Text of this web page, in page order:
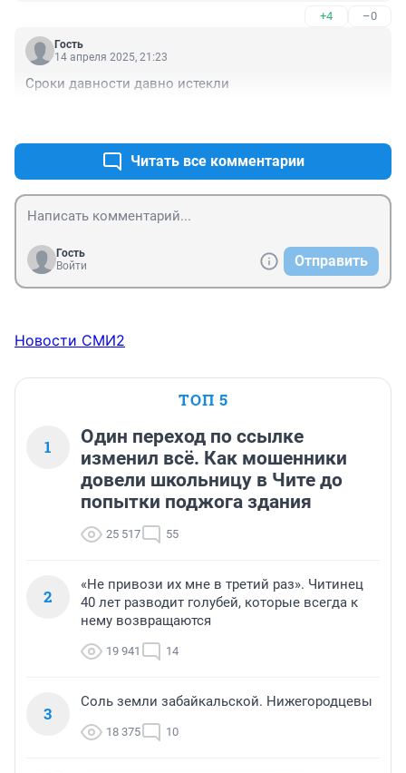
+4 –0
Гость
14 апреля 2025, 21:23
Сроки давности давно истекли
Читать все комментарии
Гость
Войти
Отправить
Новости СМИ2
ТОП 5
1
Один переход по ссылке
изменил всё. Как мошенники
довели школьницу в Чите до
попытки поджога здания
25 517 55
2
«Не привози их мне в третий раз». Читинец
40 лет разводит голубей, которые всегда к
нему возвращаются
19 941 14
3
Соль земли забайкальской. Нижегородцевы
18 375 10